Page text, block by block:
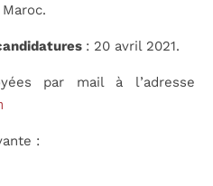
: 20 avril 2021.
par mail à l’adresse
: